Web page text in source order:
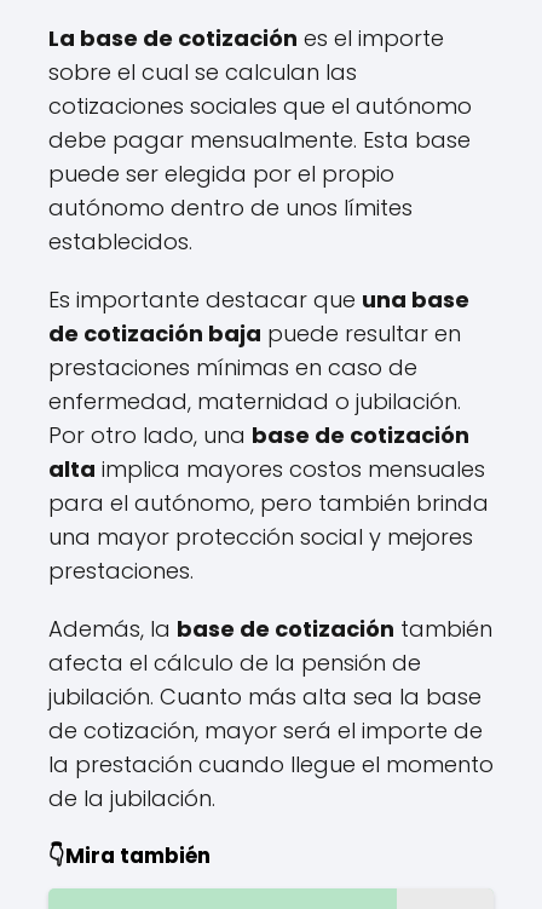
La base de cotización es el importe
sobre el cual se calculan las
cotizaciones sociales que el autónomo
debe pagar mensualmente. Esta base
puede ser elegida por el propio
autónomo dentro de unos límites
establecidos.
Es importante destacar que una base
de cotización baja puede resultar en
prestaciones mínimas en caso de
enfermedad, maternidad o jubilación.
Por otro lado, una base de cotización
alta implica mayores costos mensuales
para el autónomo, pero también brinda
una mayor protección social y mejores
prestaciones.
Además, la base de cotización también
afecta el cálculo de la pensión de
jubilación. Cuanto más alta sea la base
de cotización, mayor será el importe de
la prestación cuando llegue el momento
de la jubilación.
👇Mira también